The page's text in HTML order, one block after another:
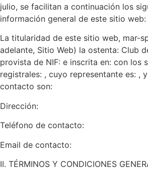
julio, se facilitan a continuación los
información general de este sitio web:
La titularidad de este sitio web, mar-
adelante, Sitio Web) la ostenta: Club
provista de NIF: e inscrita en: con los
registrales: , cuyo representante es: ,
contacto son:
Dirección:
Teléfono de contacto:
Email de contacto:
II. TÉRMINOS Y CONDICIONES